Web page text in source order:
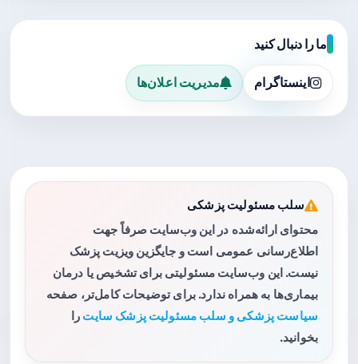
ما را دنبال کنید
اینستاگرام مدیریت اعلان‌ها
سلب مسئولیت پزشکی
محتوای ارائه‌شده در این وب‌سایت صرفاً جهت
اطلاع‌رسانی عمومی است و جایگزین ویزیت پزشک
نیست. این وب‌سایت مسئولیتی برای تشخیص یا درمان
بیماری‌ها به همراه ندارد. برای توضیحات کامل‌تر، صفحه
سیاست پزشکی و سلب مسئولیت پزشک سایت را
بخوانید.